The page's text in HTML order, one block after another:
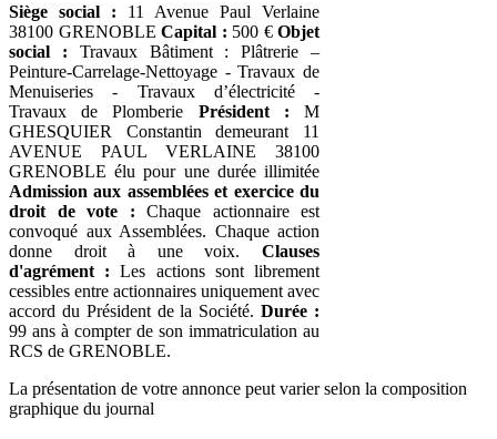
Siège social : 11 Avenue Paul Verlaine
38100 GRENOBLE Capital : 500 € Objet
social : Travaux Bâtiment : Plâtrerie –
Peinture-Carrelage-Nettoyage - Travaux de
Menuiseries - Travaux d’électricité -
Travaux de Plomberie Président : M
GHESQUIER Constantin demeurant 11
AVENUE PAUL VERLAINE 38100
GRENOBLE élu pour une durée illimitée
Admission aux assemblées et exercice du
droit de vote : Chaque actionnaire est
convoqué aux Assemblées. Chaque action
donne droit à une voix. Clauses
d'agrément : Les actions sont librement
cessibles entre actionnaires uniquement avec
accord du Président de la Société.Durée :
99 ans à compter de son immatriculation au
RCS de GRENOBLE.
La présentation de votre annonce peut varier selon la composition
graphique du journal